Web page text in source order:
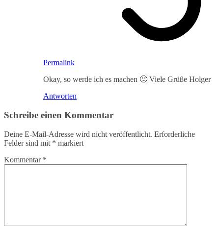
Permalink
Okay, so werde ich es machen 🙂 Viele Grüße Holger
Antworten
Schreibe einen Kommentar
Deine E-Mail-Adresse wird nicht veröffentlicht. Erforderliche
Felder sind mit * markiert
Kommentar *